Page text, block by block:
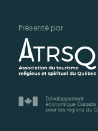
Présenté par: